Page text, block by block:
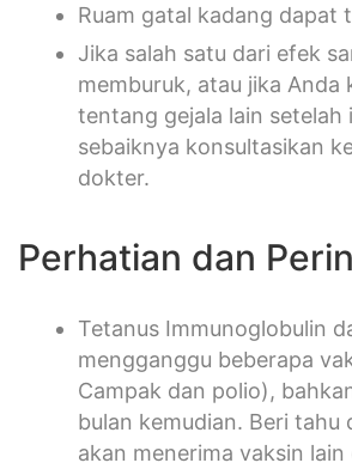
Ruam gatal kadang dapat
Jika salah satu dari efek
memburuk, atau jika Anda
tentang gejala lain setelah
sebaiknya konsultasikan
dokter.
Perhatian dan
Tetanus Immunoglobulin
mengganggu beberapa
Campak dan polio),
bulan kemudian. Beri tahu
akan menerima vaksin